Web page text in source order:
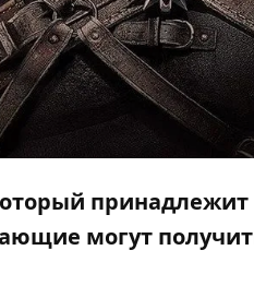
принадлежит
могут